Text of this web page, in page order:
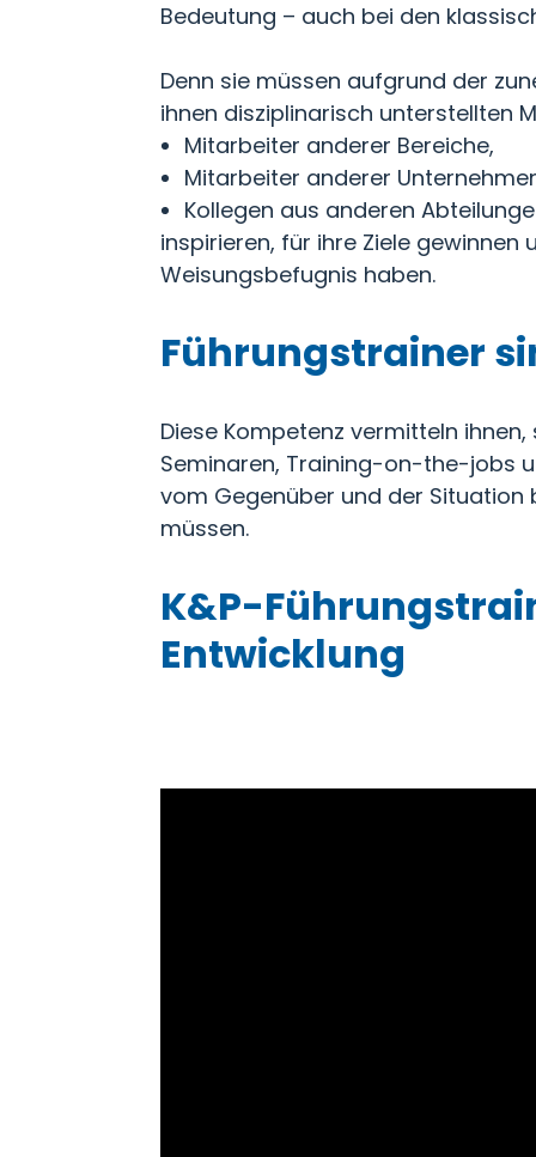
Bedeutung – auch bei den
Denn sie müssen aufgrund der
ihnen disziplinarisch unterstellten
Mitarbeiter anderer Bereiche,
Mitarbeiter anderer
Kollegen aus anderen
inspirieren, für ihre Ziele
Weisungsbefugnis haben.
Führungstrainer
Diese Kompetenz vermitteln
Seminaren, Training-on-the-jobs
vom Gegenüber und der Situation
müssen.
K&P-
Entwicklung